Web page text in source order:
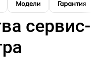
Модели Гарантия
сервис-